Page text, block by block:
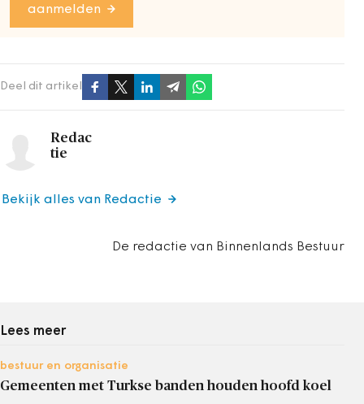
aanmelden
Deel dit artikel
Redac
tie
De redactie van Binnenlands Bestuur
Bekijk alles van Redactie
Lees meer
bestuur en organisatie
Gemeenten met Turkse banden houden hoofd koel